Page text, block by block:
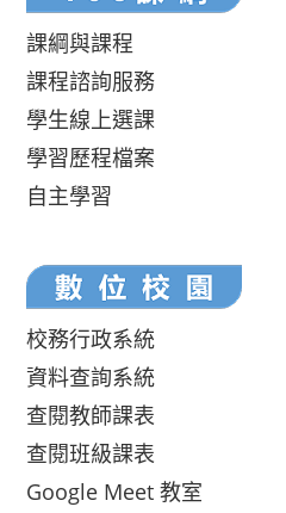
課綱與課程
課程諮詢服務
學生線上選課
學習歷程檔案
自主學習
校務行政系統
資料查詢系統
查閱教師課表
查閱班級課表
Google Meet 教室